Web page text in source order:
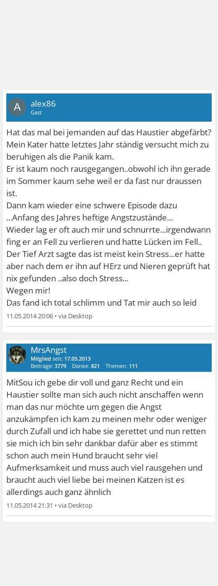
A alex86
Gast
Hat das mal bei jemanden auf das Haustier abgefärbt?
Mein Kater hatte letztes Jahr ständig versucht mich zu
beruhigen als die Panik kam.
Er ist kaum noch rausgegangen..obwohl ich ihn gerade
im Sommer kaum sehe weil er da fast nur draussen
ist.
Dann kam wieder eine schwere Episode dazu
...Anfang des Jahres heftige Angstzustände...
Wieder lag er oft auch mir und schnurrte...irgendwann
fing er an Fell zu verlieren und hatte Lücken im Fell..
Der Tief Arzt sagte das ist meist kein Stress...er hatte
aber nach dem er ihn auf HErz und Nieren geprüft hat
nix gefunden ..also doch Stress...
Wegen mir!
Das fand ich total schlimm und Tat mir auch so leid
11.05.2014 20:06 •
MrsAngst
Mitglied seit: 17.05.2013
Beiträge:3779 Danke:821 Themen: 111
MitSou ich gebe dir voll und ganz Recht und ein
Haustier sollte man sich auch nicht anschaffen wenn
man das nur möchte um gegen die Angst
anzukämpfen ich kam zu meinen mehr oder weniger
durch Zufall und ich habe sie gerettet und nun retten
sie mich ich bin sehr dankbar dafür aber es stimmt
schon auch mein Hund braucht sehr viel
Aufmerksamkeit und muss auch viel rausgehen und
braucht auch viel liebe bei meinen Katzen ist es
allerdings auch ganz ähnlich
11.05.2014 21:31 •